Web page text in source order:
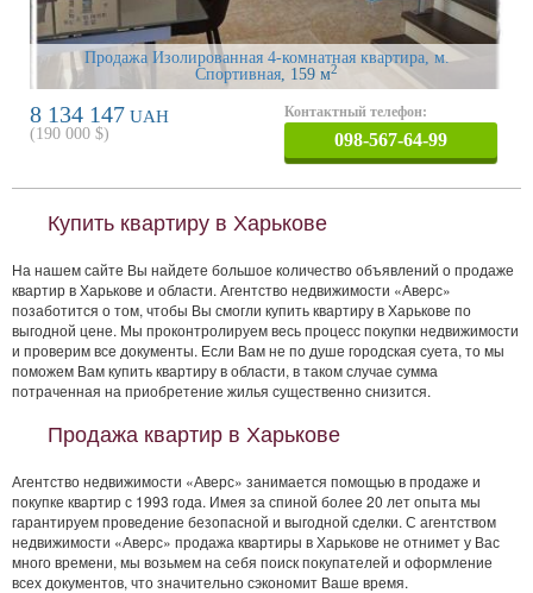
Продажа Изолированная 4-комнатная квартира, м.
Спортивная , 159 м2
8 134 147 UAH
(190 000 $)
Контактный телефон:
098-567-64-99
Купить квартиру в Харькове
На нашем сайте Вы найдете большое количество объявлений о продаже
квартир в Харькове и области. Агентство недвижимости «Аверс»
позаботится о том, чтобы Вы смогли купить квартиру в Харькове по
выгодной цене. Мы проконтролируем весь процесс покупки недвижимости
и проверим все документы. Если Вам не по душе городская суета, то мы
поможем Вам купить квартиру в области, в таком случае сумма
потраченная на приобретение жилья существенно снизится.
Продажа квартир в Харькове
Агентство недвижимости «Аверс» занимается помощью в продаже и
покупке квартир с 1993 года. Имея за спиной более 20 лет опыта мы
гарантируем проведение безопасной и выгодной сделки. С агентством
недвижимости «Аверс» продажа квартиры в Харькове не отнимет у Вас
много времени, мы возьмем на себя поиск покупателей и оформление
всех документов, что значительно сэкономит Ваше время.